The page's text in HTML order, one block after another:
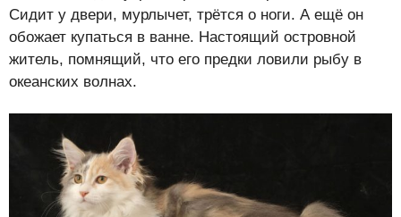
Сидит у двери, мурлычет, трётся о ноги. А ещё он
обожает купаться в ванне. Настоящий островной
житель, помнящий, что его предки ловили рыбу в
океанских волнах.